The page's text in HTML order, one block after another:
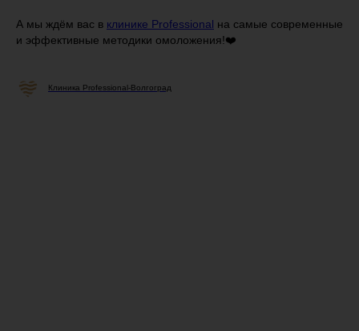
А мы ждём вас в клинике Professional на самые современные
и эффективные методики омоложения!❤️
Клиника Professional-Волгоград